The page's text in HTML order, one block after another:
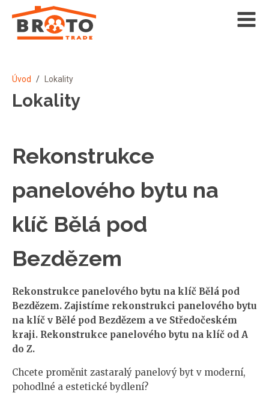
Úvod / Lokality
Lokality
Rekonstrukce
panelového bytu na
klíč Bělá pod
Bezdězem
Rekonstrukce panelového bytu na klíč Bělá pod
Bezdězem. Zajistíme rekonstrukci panelového bytu
na klíč v Bělé pod Bezdězem a ve Středočeském
kraji. Rekonstrukce panelového bytu na klíč od A
do Z.
Chcete proměnit zastaralý panelový byt v moderní,
pohodlné a estetické bydlení?